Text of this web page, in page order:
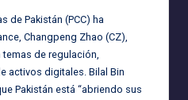
de Pakistán (PCC) ha
Changpeng Zhao (CZ),
de regulación,
activos digitales. Bilal Bin
Pakistán está “abriendo sus